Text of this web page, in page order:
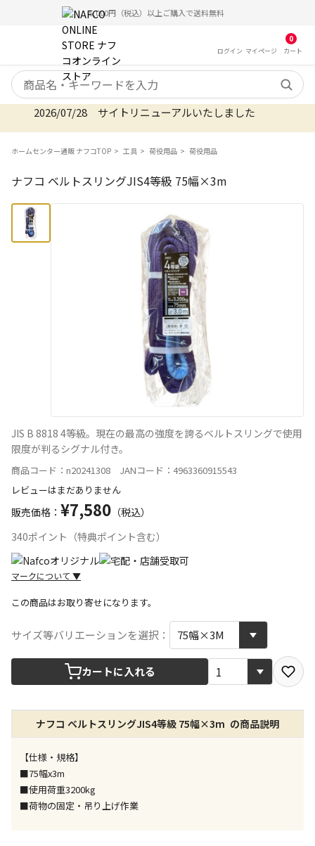
5,000円（税込）以上ご購入で送料無料
ログイン マイ ページ
0
カート
検索キーワード
2026/07/28 サイトリニューアルいたしました
ホームセンター通販 ナフコTOP 工具 荷役用品 荷役用品
ナフコ ベルトスリングJIS4等級 75幅×3m
JIS B 8818 4等級。現在の最高の強度を誇るベルトスリングで使用
限度が判るシグナル付き。
商品コード：n20241308 JANコード：4963360915543
レビューはまだありません
販売価格： ¥7,580 （税込）
340ポイント（特典ポイント含む）
マークについて ▼
宅配や店舗受取を選択できる商品です
店舗のみで受取できる商品です（宅配便でのお届けが
す
お届けができません）
す
委託業者によりお届けする商品です
この商品はお取り寄せになります。
サイズ等バリエーションを選択：
カートに入れる
ナフコ ベルトスリングJIS4等級 75幅×3m の商品説明
【仕様・規格】
■75幅x3m
■使用荷重3200kg
■荷物の固定・吊り上げ作業